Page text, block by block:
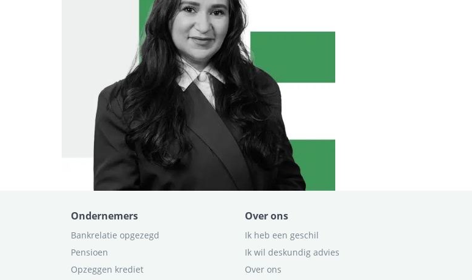
Ondernemers
Bankrelatie opgezegd
Pensioen
Opzeggen krediet
Over ons
Ik heb een geschil
Ik wil deskundig advies
Over ons